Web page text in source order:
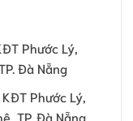
Phước Lý,
Đà Nẵng
Phước Lý,
TP. Đà Nẵng